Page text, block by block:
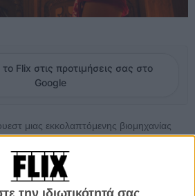
Flix στις προτιμήσεις σας στο
Google
μιας εκκολαπτόμενης βιομηχανίας
της δεκαετίας του '20, στο κέντρο
νέος, ο Μεξικανός Μάνι, περιμένει ένα
έναν ελέφαντα, φερμένο από την
κάποιο στούντιο για μια περιπετειώδη